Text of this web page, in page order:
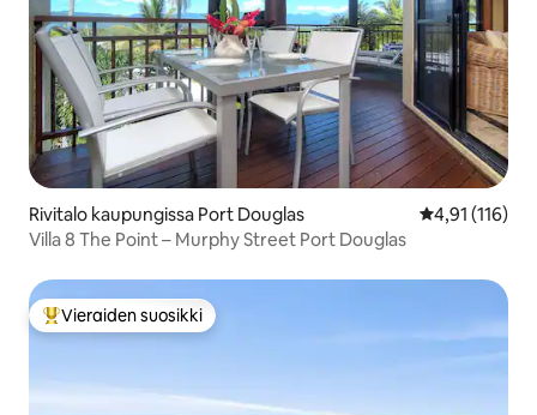
Rivitalo kaupungissa Port Douglas
4,91 (116)
Villa 8 The Point – Murphy Street Port Douglas
Vieraiden suosikkien parhaimmistoa
Vieraiden suosikki